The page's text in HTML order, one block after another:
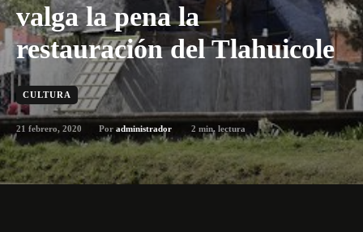
valga la pena la
restauración del Tlahuicole
CULTURA
21 febrero, 2020 Por administrador 2 min. lectura